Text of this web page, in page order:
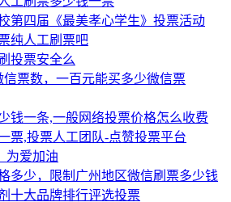
第四届《最美孝心学生》投票活动
纯人工刷票吧
投票安全么
信票数，一百元能买多少微信票
钱一条,一般网络投票价格怎么收费
票,投票人工团队-点赞投票平台
为爱加油
多少，限制广州地区微信刷票多少钱
十大品牌排行评选投票